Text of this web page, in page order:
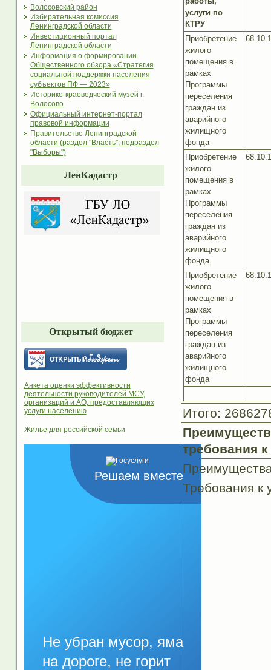
Волосовский район
Избирательная комиссия
Ленинградской области
Инвестиционный портал
Ленинградской области
Информация о формировании
Общественного обзора «Стратегия
социальной поддержки населения
субъектов ПФ — 2023»
Историко-краеведческий музей г.
Волосово
Официальный интернет-портал
правовой информации
Правительство Ленинградской
области (раздел "Власть", подраздел
"Выборы")
ЛенКадастр
Открытый бюджет
Анкета оценки эффективности
деятельности руководителей МСУ,
организаций и АО, предоставляющих
услуги населению
Жилье для российской семьи
Решаем вместе
Не убран мусор, яма
на дороге, не горит
услуги по
КТРУ
Приобретение
жилого
помещения в
рамках
Программы
переселения
граждан из
аварийного
жилищного
фонда
Приобретение
жилого
помещения в
рамках
Программы
переселения
граждан из
аварийного
жилищного
фонда
Приобретение
жилого
помещения в
рамках
Программы
переселения
граждан из
аварийного
жилищного
фонда
Итого:
требования
Требования к